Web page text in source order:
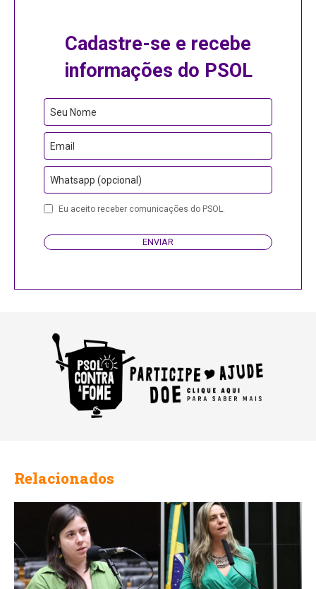
Cadastre-se e recebe
informações do PSOL
Seu Nome
Email
Whatsapp (opcional)
Eu aceito receber comunicações do PSOL.
ENVIAR
Relacionados